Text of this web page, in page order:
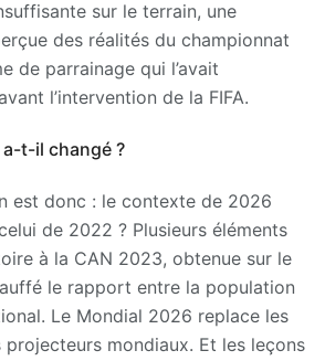
sur le terrain, une
des réalités du championnat
de parrainage qui l’avait
l’intervention de la FIFA.
t-il changé ?
est donc : le contexte de 2026
de 2022 ? Plusieurs éléments
à la CAN 2023, obtenue sur le
le rapport entre la population
Le Mondial 2026 replace les
projecteurs mondiaux. Et les leçons